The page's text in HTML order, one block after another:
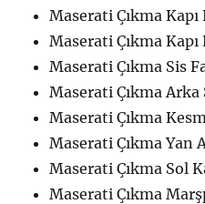
Maserati Çıkma
Maserati Çıkma
Maserati Çıkma Sis
Maserati Çıkma Arka
Maserati Çıkma
Maserati Çıkma Yan
Maserati Çıkma Sol
Maserati Çıkma